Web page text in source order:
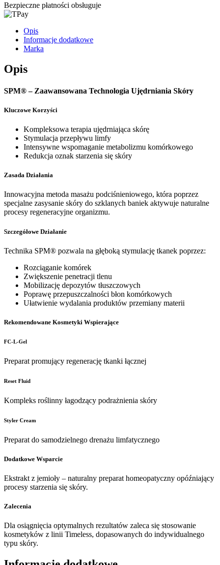
Bezpieczne płatności obsługuje
Opis
Informacje dodatkowe
Marka
Opis
SPM® – Zaawansowana Technologia Ujędrniania Skóry
Kluczowe Korzyści
Kompleksowa terapia ujędrniająca skórę
Stymulacja przepływu limfy
Intensywne wspomaganie metabolizmu komórkowego
Redukcja oznak starzenia się skóry
Zasada Działania
Innowacyjna metoda masażu podciśnieniowego, która poprzez
specjalne zasysanie skóry do szklanych baniek aktywuje naturalne
procesy regeneracyjne organizmu.
Szczegółowe Działanie
Technika SPM® pozwala na głęboką stymulację tkanek poprzez:
Rozciąganie komórek
Zwiększenie penetracji tlenu
Mobilizację depozytów tłuszczowych
Poprawę przepuszczalności błon komórkowych
Ułatwienie wydalania produktów przemiany materii
Rekomendowane Kosmetyki Wspierające
FC-L-Gel
Preparat promujący regenerację tkanki łącznej
Reset Fluid
Kompleks roślinny łagodzący podrażnienia skóry
Styler Cream
Preparat do samodzielnego drenażu limfatycznego
Dodatkowe Wsparcie
Ekstrakt z jemioły – naturalny preparat homeopatyczny opóźniający
procesy starzenia się skóry.
Zalecenia
Dla osiągnięcia optymalnych rezultatów zaleca się stosowanie
kosmetyków z linii Timeless, dopasowanych do indywidualnego
typu skóry.